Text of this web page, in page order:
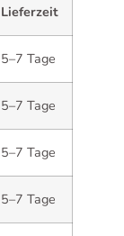
Lieferzeit
5–7 Tage
5–7 Tage
5–7 Tage
5–7 Tage